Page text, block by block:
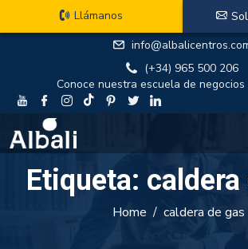
(+34) 965 500 206
Conoce nuestra escuela de negocios
Llámanos
Etiqueta: caldera
Home caldera de gas